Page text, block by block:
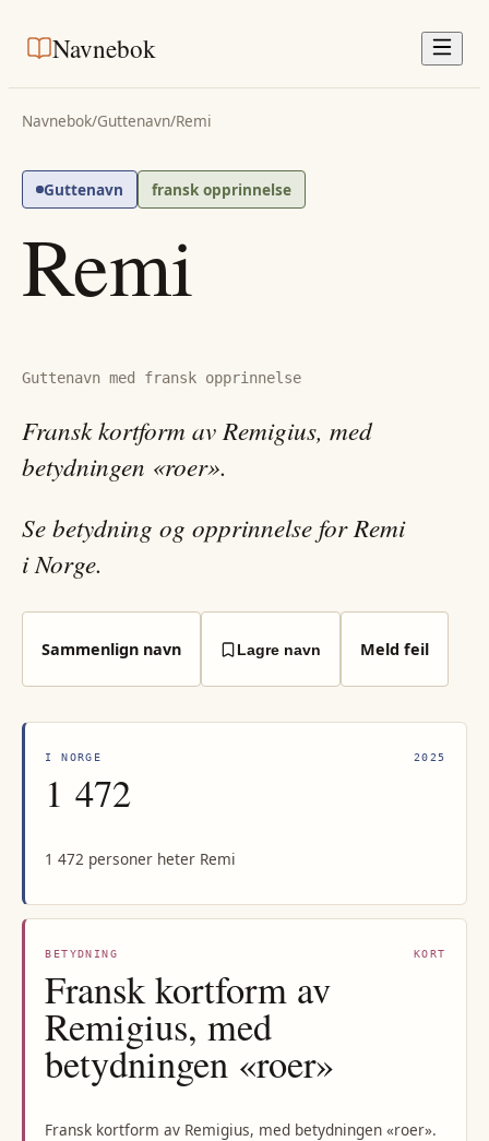
Navnebok
Navnebok/Guttenavn/Remi
Guttenavn fransk opprinnelse
Remi
Guttenavn med fransk opprinnelse
Fransk kortform av Remigius, med
betydningen «roer».
Se betydning og opprinnelse for Remi
i Norge.
Sammenlign navn Lagre navn Meld feil
I NORGE 2025
1 472
1 472 personer heter Remi
BETYDNING KORT
Fransk kortform av
Remigius, med
betydningen «roer»
Fransk kortform av Remigius, med betydningen «roer».